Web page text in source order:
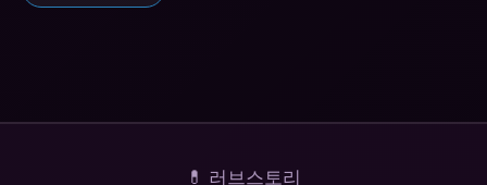
💊 러브스토리